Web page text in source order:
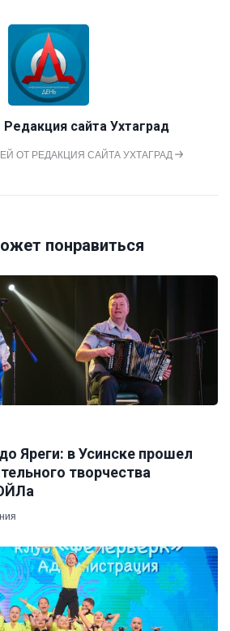
Редакция сайта Ухтаград
ОТ РЕДАКЦИЯ САЙТА УХТАГРАД
понравиться
Яреги: в Усинске прошел
творчества